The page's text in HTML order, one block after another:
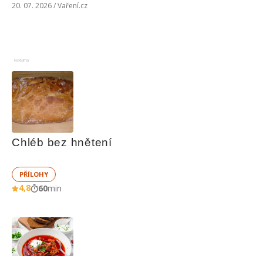
20. 07. 2026 / Vaření.cz
Reklama
Chléb bez hnětení
PŘÍLOHY
4,8 60min